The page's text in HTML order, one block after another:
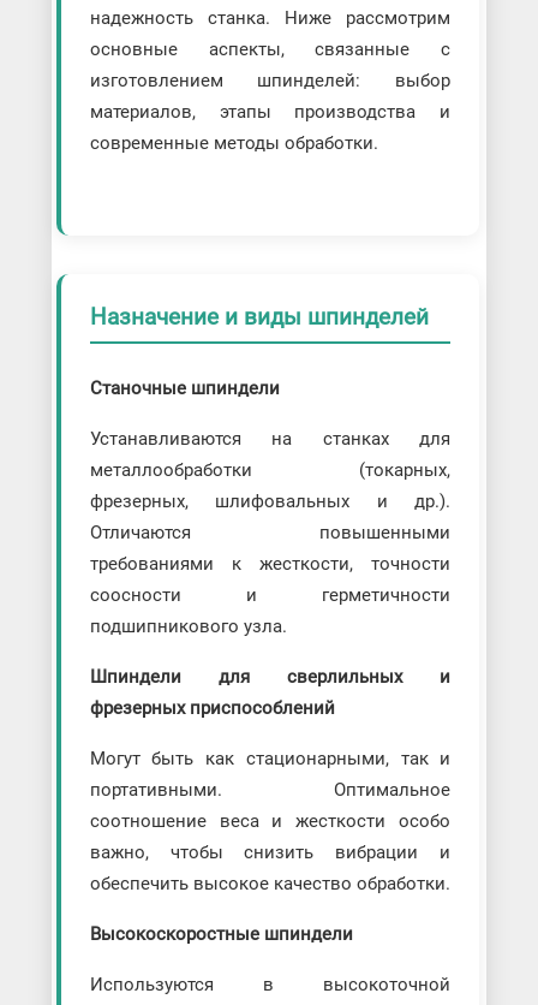
надежность станка. Ниже рассмотрим
основные аспекты, связанные с
изготовлением шпинделей: выбор
материалов, этапы производства и
современные методы обработки.
Назначение и виды шпинделей
Станочные шпиндели
Устанавливаются на станках для
металлообработки (токарных,
фрезерных, шлифовальных и др.).
Отличаются повышенными
требованиями к жесткости, точности
соосности и герметичности
подшипникового узла.
Шпиндели для сверлильных и
фрезерных приспособлений
Могут быть как стационарными, так и
портативными. Оптимальное
соотношение веса и жесткости особо
важно, чтобы снизить вибрации и
обеспечить высокое качество обработки.
Высокоскоростные шпиндели
Используются в высокоточной